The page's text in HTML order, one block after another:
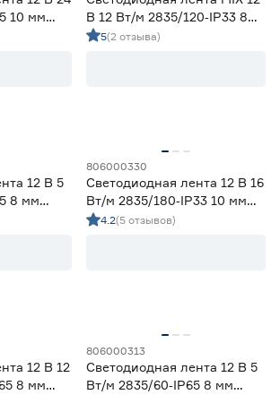
10 мм
В 12 Вт/м 2835/120‑IP33 8
мм теплый/дневной/
5(2 отзыва)
12 В 5
8 мм
806000330
Светодиодная лента 12 В 16
Вт/м 2835/180‑IP33 10 мм
холодный 2 м Geniled
4.2(5 отзывов)
12 В 12
8 мм
806000313
Светодиодная лента 12 В 5
Вт/м 2835/60‑IP65 8 мм